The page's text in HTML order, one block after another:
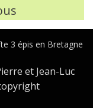
3 épis en Bretagne
et Jean-Luc